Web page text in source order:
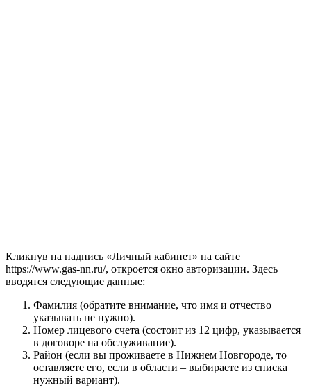
Кликнув на надпись «Личный кабинет» на сайте
https://www.gas-nn.ru/, откроется окно авторизации. Здесь
вводятся следующие данные:
Фамилия (обратите внимание, что имя и отчество
указывать не нужно).
Номер лицевого счета (состоит из 12 цифр, указывается
в договоре на обслуживание).
Район (если вы проживаете в Нижнем Новгороде, то
оставляете его, если в области – выбираете из списка
нужный вариант).